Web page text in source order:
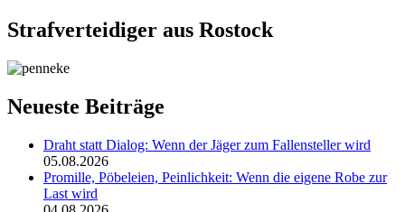
Strafverteidiger aus Rostock
Neueste Beiträge
Draht statt Dialog: Wenn der Jäger zum Fallensteller wird
05.08.2026
Promille, Pöbeleien, Peinlichkeit: Wenn die eigene Robe zur
Last wird